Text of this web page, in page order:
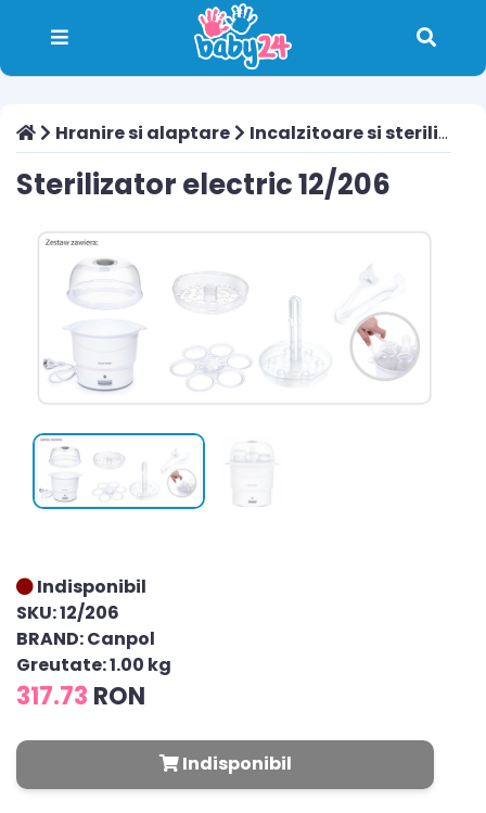
Hranire si alaptare Incalzitoare si sterilizatoare
Sterilizator electric 12/206
Indisponibil
SKU: 12/206
BRAND: Canpol
Greutate: 1.00 kg
317.73 RON
Indisponibil